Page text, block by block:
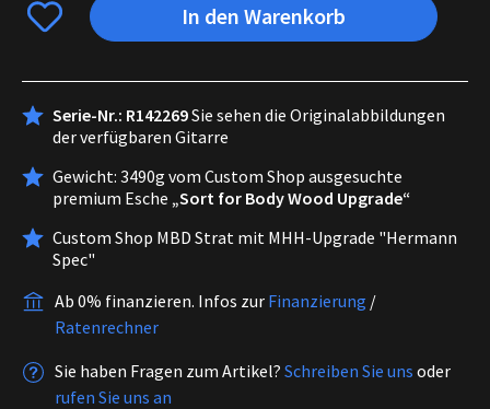
In den Warenkorb
Serie-Nr.: R142269Sie sehen die Originalabbildungen
der verfügbaren Gitarre
Gewicht: 3490g vom Custom Shop ausgesuchte
premium Esche „Sort for Body Wood Upgrade“
Custom Shop MBD Strat mit MHH-Upgrade "Hermann
Spec"
Ab 0% finanzieren. Infos zur Finanzierung /
Ratenrechner
Sie haben Fragen zum Artikel? Schreiben Sie uns oder
rufen Sie uns an